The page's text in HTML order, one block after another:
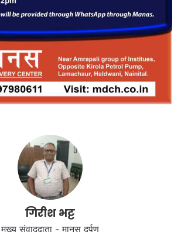
गिरीश भट्ट
मुख्य संवाददाता - मानस दर्पण